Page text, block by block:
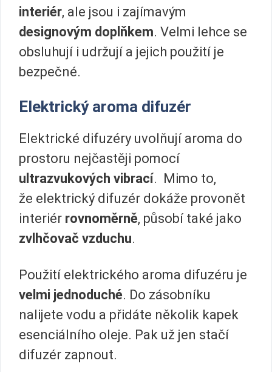
interiér, ale jsou i zajímavým
designovým doplňkem. Velmi lehce se
obsluhují i udržují a jejich použití je
bezpečné.
Elektrický aroma difuzér
Elektrické difuzéry uvolňují aroma do
prostoru nejčastěji pomocí
ultrazvukových vibrací. Mimo to,
že elektrický difuzér dokáže provonět
interiér rovnoměrně, působí také jako
zvlhčovač vzduchu.
Použití elektrického aroma difuzéru je
velmi jednoduché. Do zásobníku
nalijete vodu a přidáte několik kapek
esenciálního oleje. Pak už jen stačí
difuzér zapnout.